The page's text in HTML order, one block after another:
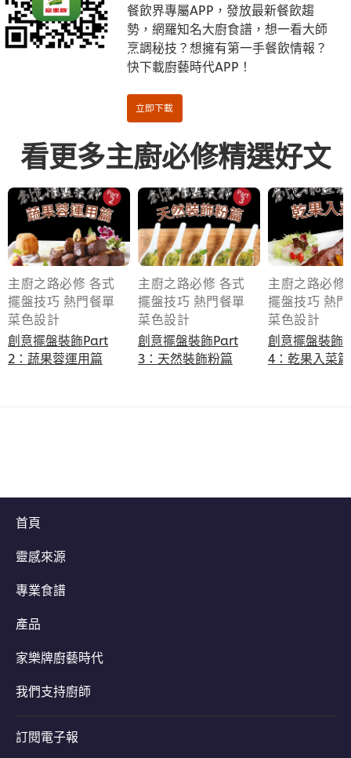
餐飲界專屬APP，發放最新餐飲趨
勢，網羅知名大廚食譜，想一看大師
烹調秘技？想擁有第一手餐飲情報？
快下載廚藝時代APP！
看更多主廚必修精選好文
主廚之路必修 各式
擺盤技巧 熱門餐單
菜色設計
創意擺盤裝飾Part
2：蔬果蓉運用篇
主廚之路必修 各式
擺盤技巧 熱門餐單
菜色設計
創意擺盤裝飾Part
3：天然裝飾粉篇
主廚之路必修
擺盤技巧 熱
菜色設計
創意擺盤裝飾
4：乾果入菜篇
首頁
靈感來源
專業食譜
產品
家樂牌廚藝時代
我們支持廚師
訂閱電子報